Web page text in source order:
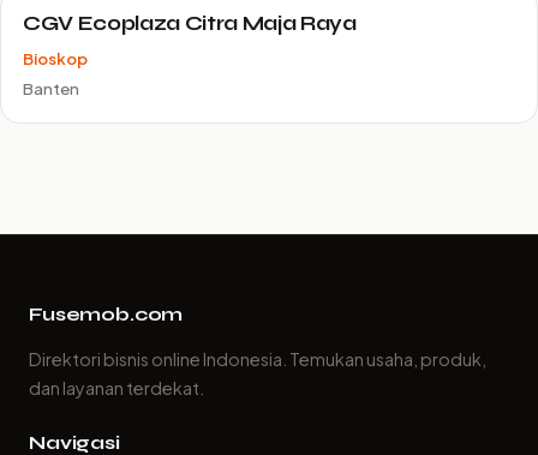
CGV Ecoplaza Citra Maja Raya
Bioskop
Banten
Fusemob.com
Direktori bisnis online Indonesia. Temukan usaha, produk,
dan layanan terdekat.
Navigasi